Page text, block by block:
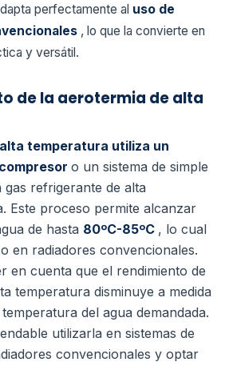
perfectamente al uso de
, lo que la convierte en
y versátil.
de la aerotermia de alta
temperatura utiliza un
o un sistema de simple
refrigerante de alta
Este proceso permite alcanzar
de hasta 80ºC-85ºC , lo cual
en radiadores convencionales.
en cuenta que el rendimiento de
temperatura disminuye a medida
del agua demandada.
utilizarla en sistemas de
convencionales y optar